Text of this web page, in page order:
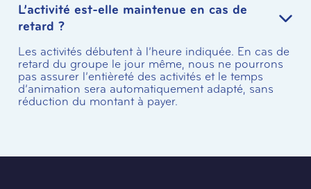
L’activité est-elle maintenue en cas de
retard ?
Les activités débutent à l’heure indiquée. En cas de
retard du groupe le jour même, nous ne pourrons
pas assurer l’entièreté des activités et le temps
d’animation sera automatiquement adapté, sans
réduction du montant à payer.